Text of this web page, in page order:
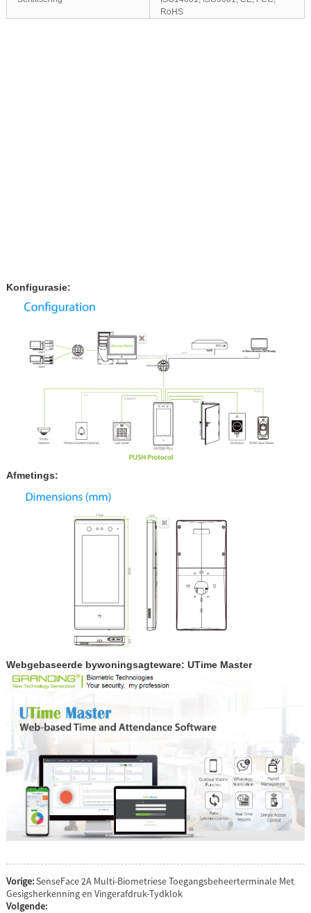
RoHS
Konfigurasie:
Afmetings:
Webgebaseerde bywoningsagteware: UTime Master
Vorige:SenseFace 2A Multi-Biometriese Toegangsbeheerterminale Met
Gesigsherkenning en Vingerafdruk-Tydklok
Volgende: